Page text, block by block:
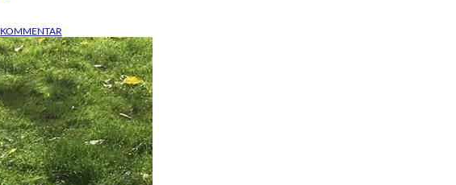
KOMMENTAR